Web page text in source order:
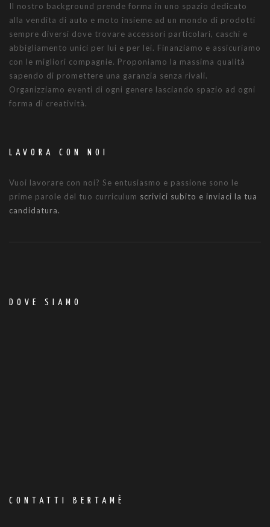
Il nostro background prende forma in uno spazio dedicato
alla vendita di auto e moto insieme ad un mondo di prodotti
sempre diversi dove trovare accessori particolari, caschi e
abbigliamento unici per lui e per lei. Finanziamo e assicuriamo
con le migliori compagnie. Proponiamo la massima qualità
sapendo di promettere una garanzia senza rivali.
Organizziamo eventi di ogni genere lasciando spazio ad ogni
forma di creatività.
LAVORA CON NOI
Vuoi lavorare con noi? Se entusiasmo e passione sono le
prime parole del tuo curriculum scrivici subito e inviaci la tua
candidatura.
DOVE SIAMO
CONTATTI BERTAMÈ